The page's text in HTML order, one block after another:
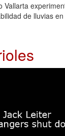
Vallarta
de lluvias